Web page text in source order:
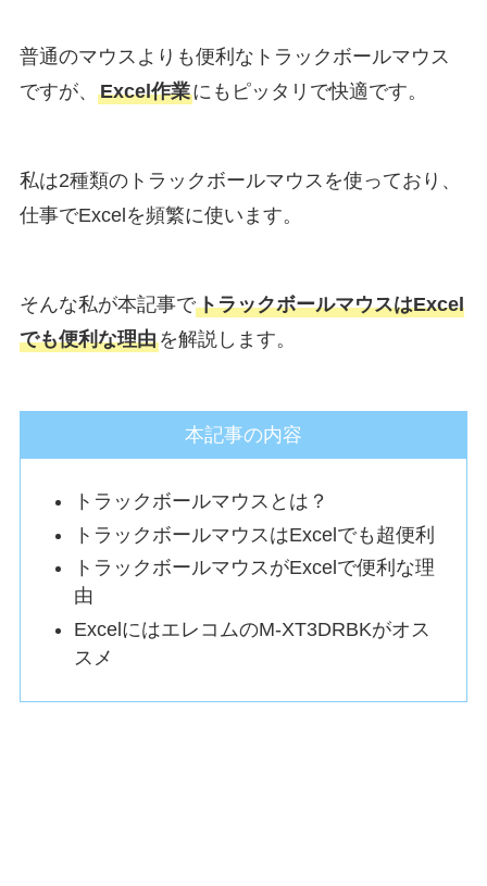
普通のマウスよりも便利なトラックボールマウス
ですが、 Excel作業にもピッタリで快適です。
私は2種類のトラックボールマウスを使っており、
仕事でExcelを頻繁に使います。
そんな私が本記事でトラックボールマウスはExcel
でも便利な理由を解説します。
本記事の内容
トラックボールマウスとは？
トラックボールマウスはExcelでも超便利
トラックボールマウスがExcelで便利な理
由
ExcelにはエレコムのM-XT3DRBKがオス
スメ